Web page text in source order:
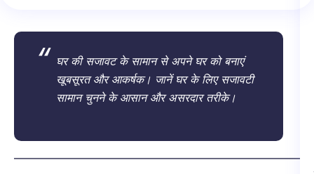
घर की सजावट के सामान से अपने घर को बनाएं
खूबसूरत और आकर्षक। जानें घर के लिए सजावटी
सामान चुनने के आसान और असरदार तरीके।